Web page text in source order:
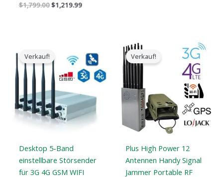
$1,799.00$1,219.99
Verkauf!
Desktop 5-Band
einstellbare Störsender
für 3G 4G GSM WIFI
$316.89
bis
$385.48
Verkauf!
Plus High Power 12
Antennen Handy Signal
Jammer Portable RF
Preisspanne:
$569.99
bis
$699.88